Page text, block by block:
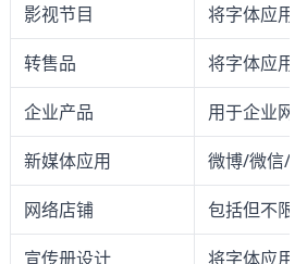
影视节目 将字体应用
转售品 将字体应用
企业产品 用于企业网
新媒体应用 微博/微信/
网络店铺 包括但不限
宣传册设计 将字体应用